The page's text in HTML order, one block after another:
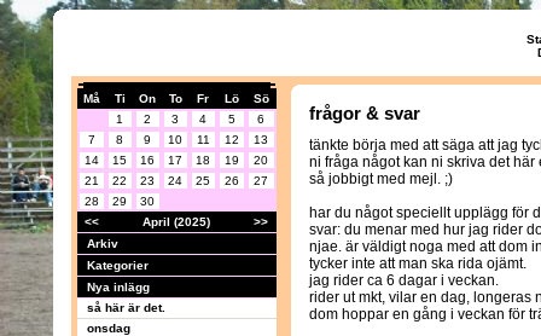
Må Ti On To Fr Lö
Sö
1
2 3 4 5
6
7
8 9 10 11 12
13
14
15 16 17 18 19
20
21
22 23 24 25 26
27
28
29
30
<<
April (2025)
>>
Arkiv
Kategorier
Nya inlägg
så här är det.
onsdag
frågor & svar
tänkte börja med att säga att jag
ni fråga något kan ni skriva det
så jobbigt med mejl. ;)
har du något speciellt upplägg för
svar: du menar med hur jag rider
njae. är väldigt noga med att dom
tycker inte att man ska rida ojämt.
jag rider ca 6 dagar i veckan.
rider ut mkt, vilar en dag, longeras
dom hoppar en gång i veckan för